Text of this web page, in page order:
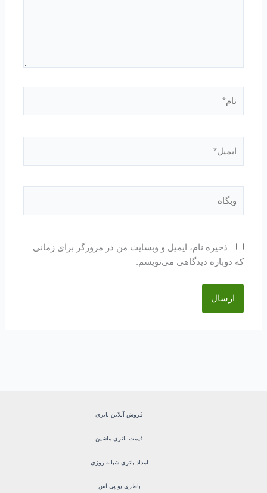
ذخیره نام، ایمیل و وبسایت من در مرورگر برای زمانی
که دوباره دیدگاهی می‌نویسم.
فروش آنلاین باتری
قیمت باتری ماشین
امداد باتری شبانه روزی
باطری یو پی اس